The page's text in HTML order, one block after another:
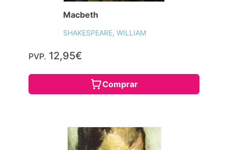
Macbeth
SHAKESPEARE, WILLIAM
PVP. 12,95€
Comprar